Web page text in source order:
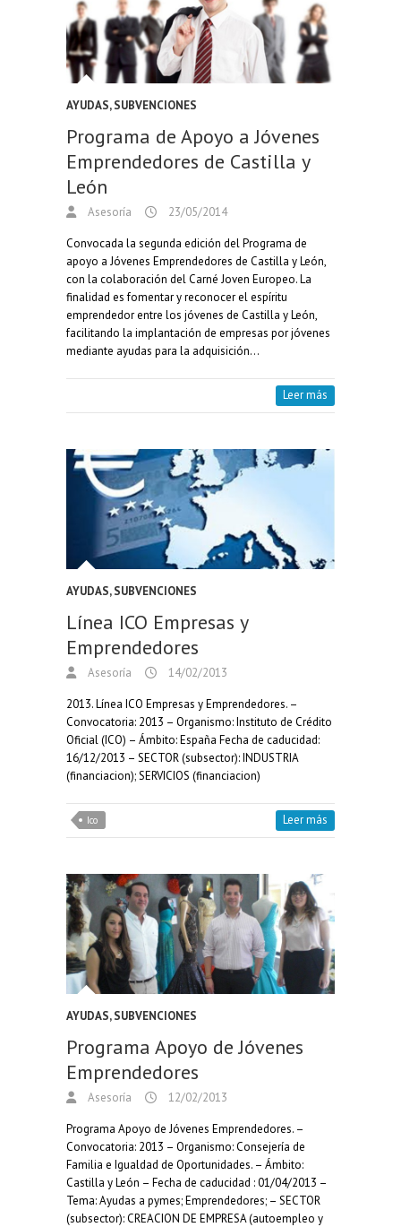
AYUDAS, SUBVENCIONES
Programa de Apoyo a Jóvenes
Emprendedores de Castilla y
León
Asesoría 23/05/2014
Convocada la segunda edición del Programa de
apoyo a Jóvenes Emprendedores de Castilla y León,
con la colaboración del Carné Joven Europeo. La
finalidad es fomentar y reconocer el espíritu
emprendedor entre los jóvenes de Castilla y León,
facilitando la implantación de empresas por jóvenes
mediante ayudas para la adquisición…
Leer más
AYUDAS, SUBVENCIONES
Línea ICO Empresas y
Emprendedores
Asesoría 14/02/2013
2013. Línea ICO Empresas y Emprendedores. –
Convocatoria: 2013 – Organismo: Instituto de Crédito
Oficial (ICO) – Ámbito: España Fecha de caducidad:
16/12/2013 – SECTOR (subsector): INDUSTRIA
(financiacion); SERVICIOS (financiacion)
Ico Leer más
AYUDAS, SUBVENCIONES
Programa Apoyo de Jóvenes
Emprendedores
Asesoría 12/02/2013
Programa Apoyo de Jóvenes Emprendedores. –
Convocatoria: 2013 – Organismo: Consejería de
Familia e Igualdad de Oportunidades. – Ámbito:
Castilla y León – Fecha de caducidad : 01/04/2013 –
Tema: Ayudas a pymes; Emprendedores; – SECTOR
(subsector): CREACION DE EMPRESA (autoempleo y